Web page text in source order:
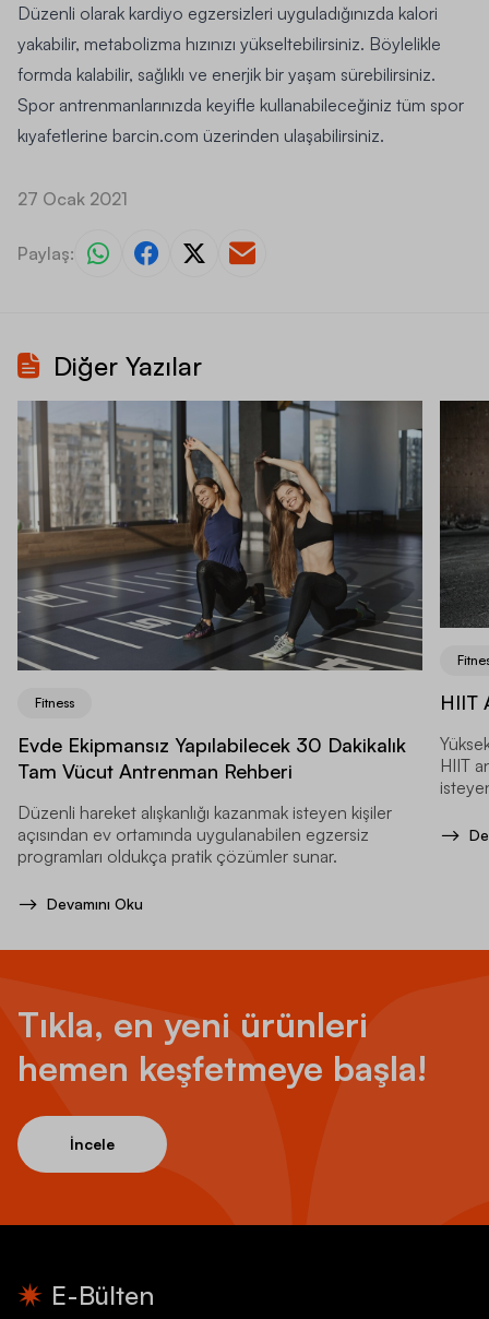
Düzenli olarak kardiyo egzersizleri uyguladığınızda kalori
yakabilir, metabolizma hızınızı yükseltebilirsiniz. Böylelikle
formda kalabilir, sağlıklı ve enerjik bir yaşam sürebilirsiniz.
Spor antrenmanlarınızda keyifle kullanabileceğiniz tüm spor
kıyafetlerine barcin.com üzerinden ulaşabilirsiniz.
27 Ocak 2021
Paylaş:
Diğer Yazılar
Fitness
Evde Ekipmansız Yapılabilecek 30 Dakikalık
Tam Vücut Antrenman Rehberi
Düzenli hareket alışkanlığı kazanmak isteyen kişiler
açısından ev ortamında uygulanabilen egzersiz
programları oldukça pratik çözümler sunar.
Devamını Oku
HIIT
HIIT
Tıkla, en yeni ürünleri
hemen keşfetmeye başla!
İncele
E-Bülten